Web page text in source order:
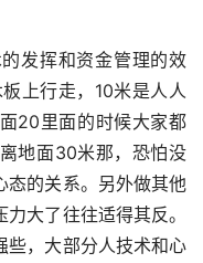
发挥和资金管理的效
上行走，10米是人人
20里面的时候大家都
地面30米那，恐怕没
态的关系。另外做其他
大了往往适得其反。
些，大部分人技术和心